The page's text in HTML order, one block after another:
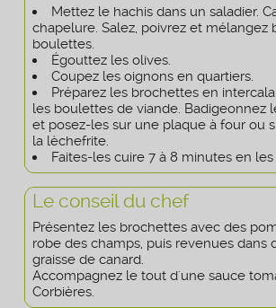
Mettez le hachis dans un saladier.
chapelure. Salez, poivrez et mélangez
boulettes.
Égouttez les olives.
Coupez les oignons en quartiers.
Préparez les brochettes en
les boulettes de viande. Badigeonnez
et posez-les sur une plaque à four ou
la lèchefrite.
Faites-les cuire 7 à 8 minutes en
Le conseil du chef
Présentez les brochettes avec des
robe des champs, puis revenues dans
graisse de canard.
Accompagnez le tout d'une sauce
Corbières.